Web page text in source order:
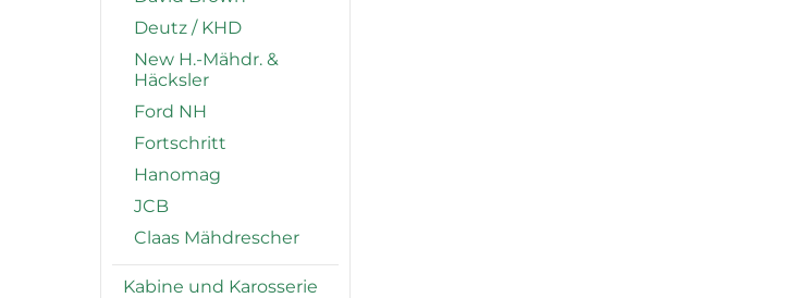
Deutz / KHD
New H.-Mähdr. &
Häcksler
Ford NH
Fortschritt
Hanomag
JCB
Claas Mähdrescher
Kabine und Karosserie